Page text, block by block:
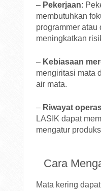
– Pekerjaan:
membutuhkan
programmer atau
meningkatkan
– Kebiasaan
mengiritasi mata
air mata.
– Riwayat
LASIK dapat
mengatur
Cara
Mata kering